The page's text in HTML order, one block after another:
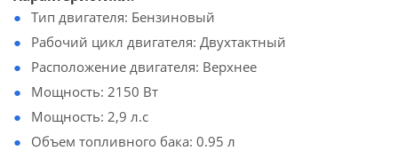
Тип двигателя: Бензиновый
Рабочий цикл двигателя: Двухтактный
Расположение двигателя: Верхнее
Мощность: 2150 Вт
Мощность: 2,9 л.с
Объем топливного бака: 0.95 л